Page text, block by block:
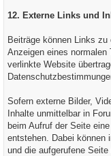
12. Externe Links und
Beiträge können Links
Anzeigen eines
verlinkte Website
Sofern externe Bilder,
Inhalte unmittelbar in
beim Aufruf der Seite
entstehen. Dabei können
und die aufgerufene